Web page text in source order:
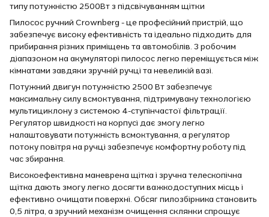
типу потужністю 2500Вт з підсвічуванням щітки
Пилосос ручний Crownberg - це професійний пристрій, що
забезпечує високу ефективність та ідеально підходить для
прибирання різних приміщень та автомобілів. З робочим
діапазоном на акумуляторі пилосос легко переміщується між
кімнатами завдяки зручній ручці та невеликій вазі.
Потужний двигун потужністю 2500 Вт забезпечує
максимальну силу всмоктування, підтримувану технологією
мультициклону з системою 4-ступінчастої фільтрації.
Регулятор швидкості на корпусі дає змогу легко
налаштовувати потужність всмоктування, а регулятор
потоку повітря на ручці забезпечує комфортну роботу під
час збирання.
Високоефективна маневрена щітка і зручна телескопічна
щітка дають змогу легко досягти важкодоступних місць і
ефективно очищати поверхні. Обсяг пилозбірника становить
0,5 літра, а зручний механізм очищення склянки спрощує